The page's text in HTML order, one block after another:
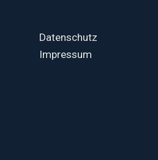
Datenschutz
Impressum